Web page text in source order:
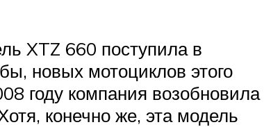
XTZ 660 поступила в
новых мотоциклов этого
году компания возобновила
конечно же, эта модель